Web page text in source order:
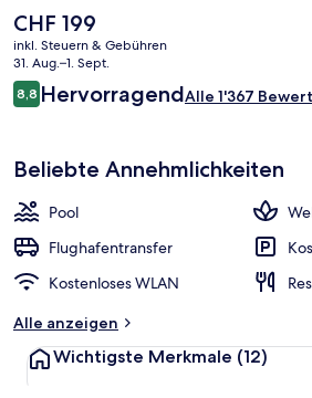
Reisende lieben das hilfsbereite Personal.
Der
aktuelle
Preis
beträgt
CHF 199.
CHF 199
inkl. Steuern & Gebühren
31. Aug.–1. Sept.
Bewertungen
8,88,8 von 10.
HervorragendAlle 1'367
Beliebte Annehmlichkeiten
Pool
Flughafentransfer
Kostenloses WLAN
Alle anzeigen
Wichtigste Merkmale (12)